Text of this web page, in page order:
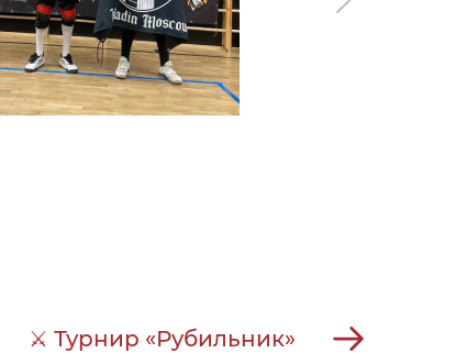
⚔ Турнир «Рубильник»